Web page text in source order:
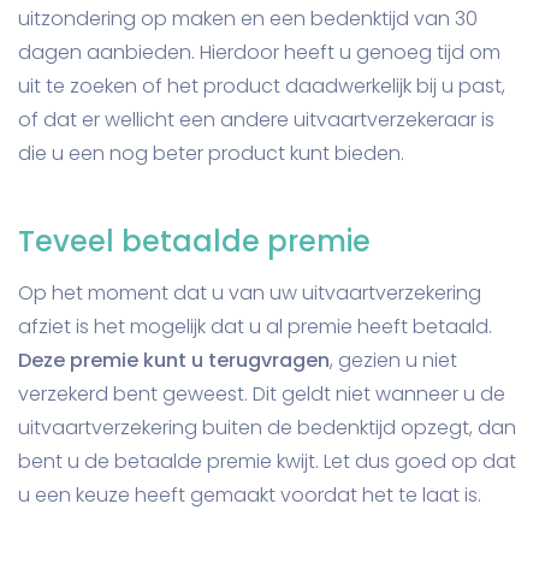
uitzondering op maken en een bedenktijd van 30
dagen aanbieden. Hierdoor heeft u genoeg tijd om
uit te zoeken of het product daadwerkelijk bij u past,
of dat er wellicht een andere uitvaartverzekeraar is
die u een nog beter product kunt bieden.
Teveel betaalde premie
Op het moment dat u van uw uitvaartverzekering
afziet is het mogelijk dat u al premie heeft betaald.
Deze premie kunt u terugvragen, gezien u niet
verzekerd bent geweest. Dit geldt niet wanneer u de
uitvaartverzekering buiten de bedenktijd opzegt, dan
bent u de betaalde premie kwijt. Let dus goed op dat
u een keuze heeft gemaakt voordat het te laat is.